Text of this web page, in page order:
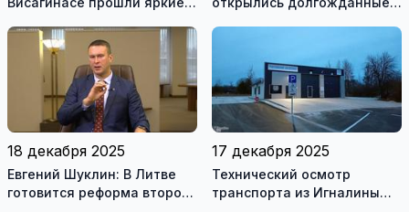
проекта SnowPower (видео)
18 декабря 2025
Евгений Шуклин: В Литве
готовится реформа второй
17 декабря 2025
Технический осмотр
транспорта из Игналины